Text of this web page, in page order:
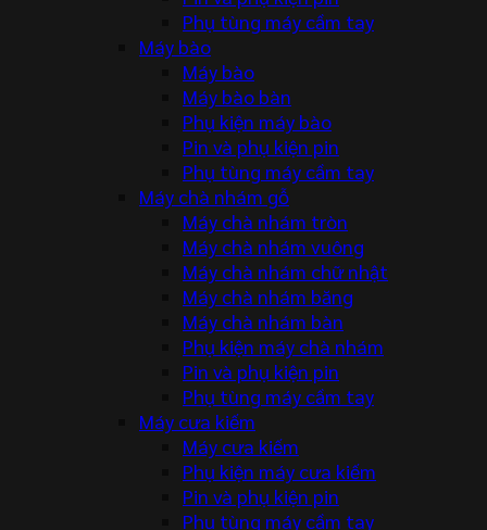
Phụ tùng máy cầm tay
Máy bào
Máy bào
Máy bào bàn
Phụ kiện máy bào
Pin và phụ kiện pin
Phụ tùng máy cầm tay
Máy chà nhám gỗ
Máy chà nhám tròn
Máy chà nhám vuông
Máy chà nhám chữ nhật
Máy chà nhám băng
Máy chà nhám bàn
Phụ kiện máy chà nhám
Pin và phụ kiện pin
Phụ tùng máy cầm tay
Máy cưa kiếm
Máy cưa kiếm
Phụ kiện máy cưa kiếm
Pin và phụ kiện pin
Phụ tùng máy cầm tay